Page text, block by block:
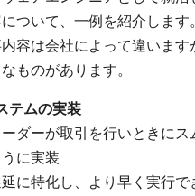
ついて、一例を紹介します。
容は会社によって違います
ものがあります。
テムの実装
ーダーが取引を行いときに
に実装
に特化し、より早く実行で